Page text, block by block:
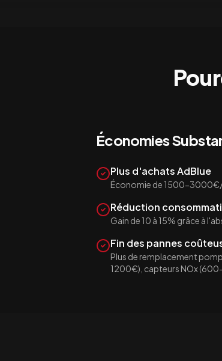
Économies
Plus d'achats AdBlue
Économie de 1500-
Réduction
Gain de 10 à 15% grâce à
Fin des pannes
Plus de remplacement
1200€), capteurs NOx